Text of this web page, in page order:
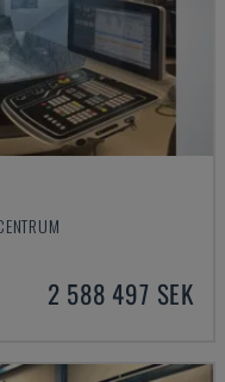
2 588 497 SEK